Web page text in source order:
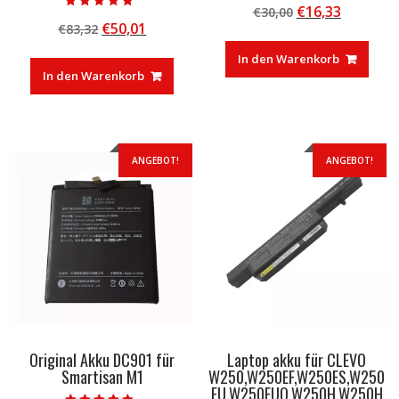
5.00
von 5
€83,32 Ursprünglicher
war:
€83,32
€50,01
ist:
€50,01.
In den Warenkorb
4.50
von 5
€30,00 Ursprünglicher
war:
€30,00
€16,33
ist:
€16,33.
In den Warenkorb
ANGEBOT!
Original Akku DC901 für
Smartisan M1
ANGEBOT!
Laptop akku für CLEVO
W250,W250EF,W250ES,W250
EU,W250EUQ,W250H,W250H